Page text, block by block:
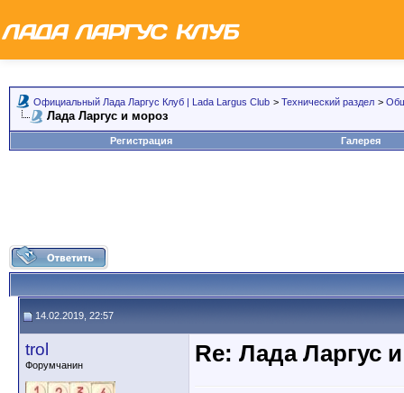
Официальный Лада Ларгус Клуб | Lada Largus Club > Технический раздел >
Лада Ларгус и мороз
Регистрация Галерея
14.02.2019, 22:57
trol
Форумчанин Re: Лада Ларгус